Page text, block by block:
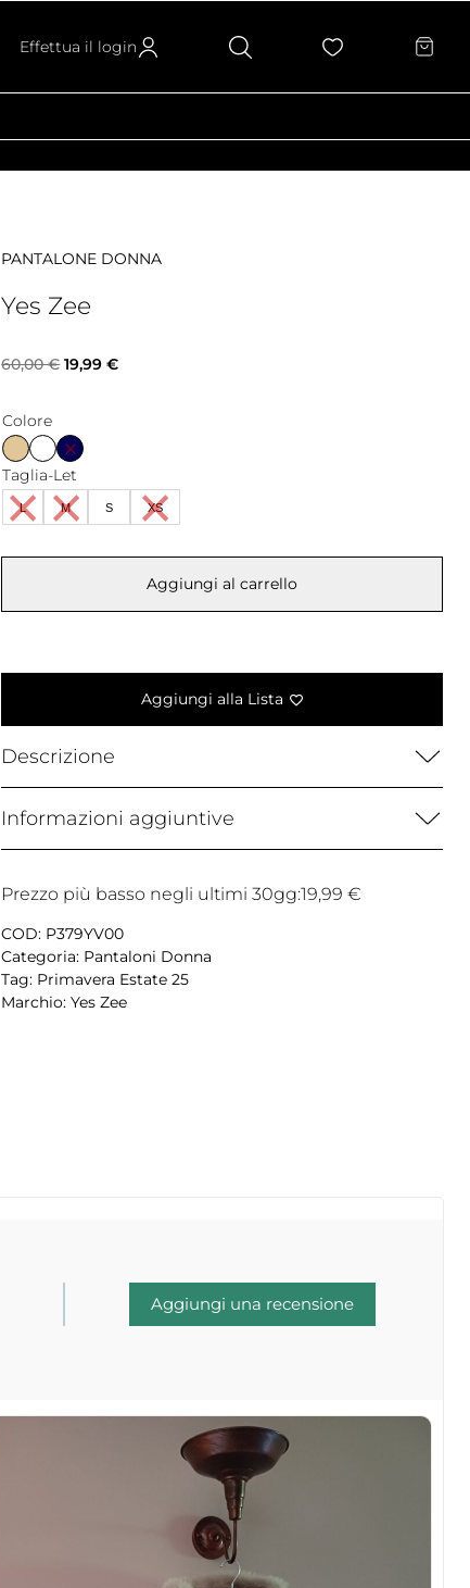
Effettua il login
PANTALONE DONNA
Yes Zee
60,00€ Il
originale
era:
19,99€Il
è:
Colore
Taglia-Let
L M S XS
Aggiungi al carrello
Aggiungi alla Lista
Descrizione
Informazioni aggiuntive
Prezzo più basso negli ultimi 30gg:19,99 €
COD: P379YV00
Categoria: Pantaloni Donna
Tag: Primavera Estate 25
Marchio:Yes Zee
Aggiungi una recensione